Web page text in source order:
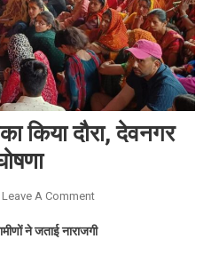
किया दौरा, देवनगर
Leave A CommentOn
कैड़ा
ने जताई नाराजगी